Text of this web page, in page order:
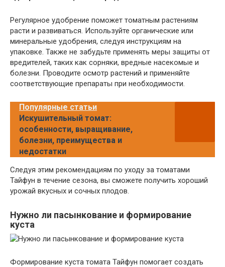
Регулярное удобрение поможет томатным растениям
расти и развиваться. Используйте органические или
минеральные удобрения, следуя инструкциям на
упаковке. Также не забудьте применять меры защиты от
вредителей, таких как сорняки, вредные насекомые и
болезни. Проводите осмотр растений и применяйте
соответствующие препараты при необходимости.
Популярные статьи
Искушительный томат:
особенности, выращивание,
болезни, преимущества и
недостатки
Следуя этим рекомендациям по уходу за томатами
Тайфун в течение сезона, вы сможете получить хороший
урожай вкусных и сочных плодов.
Нужно ли пасынкование и формирование
куста
Формирование куста томата Тайфун помогает создать